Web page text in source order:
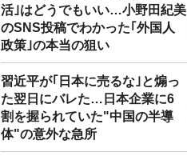
活｣はどうでもいい…小野田紀美
のSNS投稿でわかった｢外国人
政策｣の本当の狙い
習近平が｢日本に売るな｣と煽っ
た翌日にバレた…日本企業に6
割を握られていた"中国の半導
体"の意外な急所